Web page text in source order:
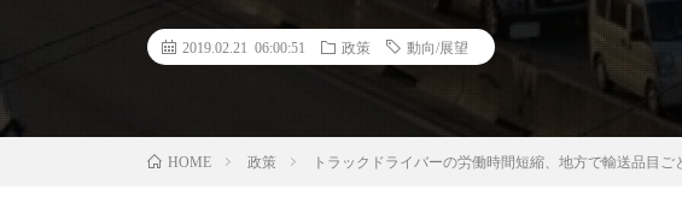
2019.02.21 06:00:51 政策 動向/展望
HOME 政策 トラックドライバーの労働時間短縮、地方で輸送品目ご